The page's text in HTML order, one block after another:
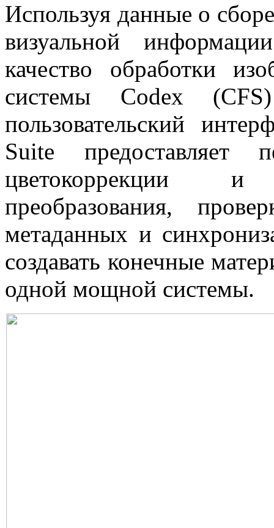
Используя данные о
визуальной
качество обработки
системы Codex
пользовательский
Suite предоставляет
цветокоррекции и
преобразования,
метаданных и
создавать конечные
одной мощной системы.